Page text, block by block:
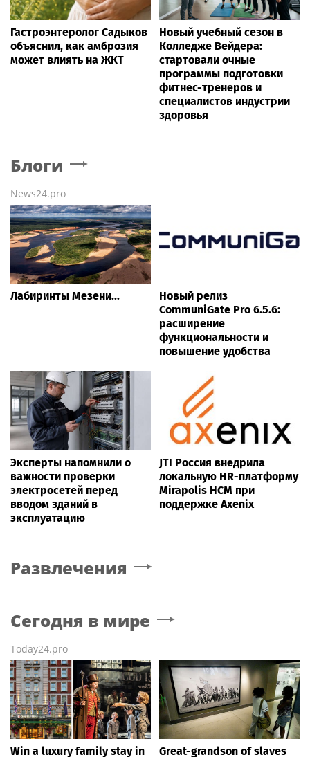
Гастроэнтеролог Садыков
объяснил, как амброзия
может влиять на ЖКТ
Новый учебный сезон в
Колледже Вейдера:
стартовали очные
программы подготовки
фитнес-тренеров и
специалистов индустрии
здоровья
Блоги
News24.pro
Лабиринты Мезени...
Новый релиз
CommuniGate Pro 6.5.6:
расширение
функциональности и
повышение удобства
Эксперты напомнили о
важности проверки
электросетей перед
вводом зданий в
эксплуатацию
JTI Россия внедрила
локальную HR-платформу
Mirapolis HCM при
поддержке Axenix
Развлечения
Сегодня в мире
Today24.pro
Win a luxury family stay in Great-grandson of slaves